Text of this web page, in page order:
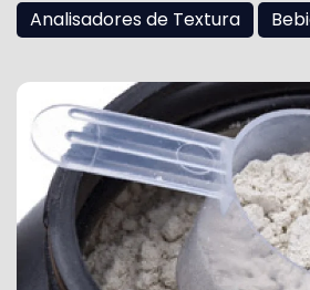
Analisadores de Textura